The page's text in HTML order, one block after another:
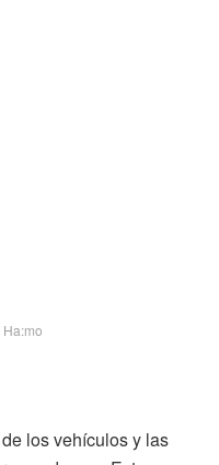
los vehículos y las